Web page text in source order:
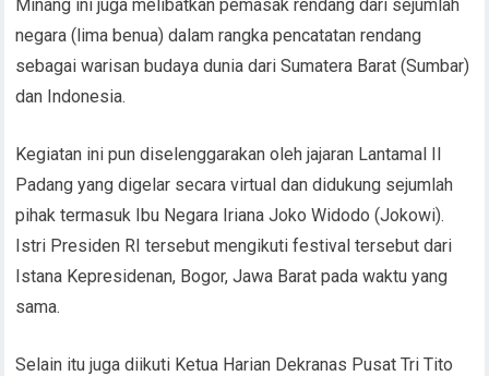
Minang ini juga melibatkan pemasak rendang dari sejumlah
negara (lima benua) dalam rangka pencatatan rendang
sebagai warisan budaya dunia dari Sumatera Barat (Sumbar)
dan Indonesia.
Kegiatan ini pun diselenggarakan oleh jajaran Lantamal II
Padang yang digelar secara virtual dan didukung sejumlah
pihak termasuk Ibu Negara Iriana Joko Widodo (Jokowi).
Istri Presiden RI tersebut mengikuti festival tersebut dari
Istana Kepresidenan, Bogor, Jawa Barat pada waktu yang
sama.
Selain itu juga diikuti Ketua Harian Dekranas Pusat Tri Tito